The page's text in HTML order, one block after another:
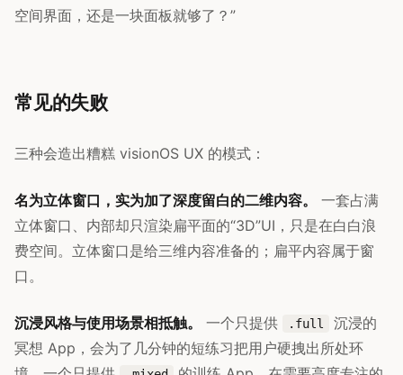
空间界面，还是一块面板就够了？”
常见的失败
三种会造出糟糕 visionOS UX 的模式：
名为立体窗口，实为加了深度留白的二维内容。
一套占满
立体窗口、内部却只渲染扁平面的“3D”UI，只是在白白浪
费空间。立体窗口是给三维内容准备的；扁平内容属于窗
口。
沉浸风格与使用场景相抵触。 一个只提供 .full
沉浸的
冥想 App，会为了几分钟的短练习把用户硬拽出所处环